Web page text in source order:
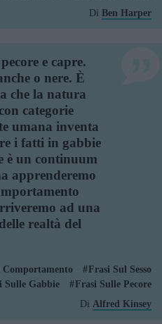
Di Ben Harper
e capre.
o nere. È
che la natura
categorie
umana inventa
i fatti in gabbie
è un continuum
apprenderemo
ad una
realtà del
Comportamento
Frasi Sul Sesso
Sulle Gabbie
Frasi Sulle Pecore
Di Alfred Kinsey